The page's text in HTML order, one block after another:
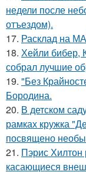
недели после
отъездом).
17. Расклад на
18. Хейли бибер,
собрал лучшие
19. "Без
Бородина.
20. В детском
рамках кружка
посвящено
21. Пэрис Хилтон
касающиеся